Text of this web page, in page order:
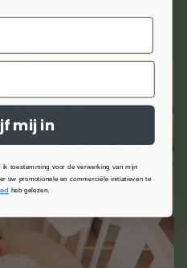
mij in
toestemming voor de verwerking van mijn
uw promotionele en commerciële initiatieven te
heb gelezen.